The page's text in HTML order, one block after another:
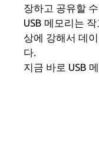
장하고 공유할
USB 메모리는
상에 강해서 데
다.
지금 바로 USB